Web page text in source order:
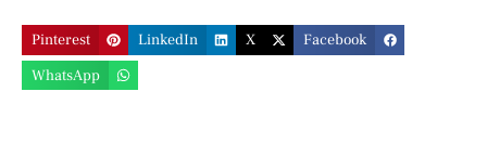
Facebook
X
LinkedIn
Pinterest
WhatsApp